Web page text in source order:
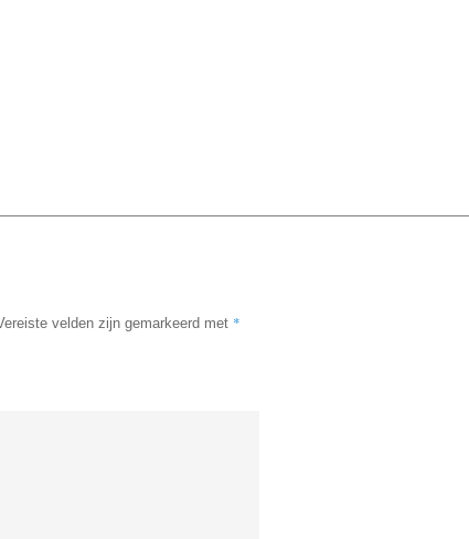
velden zijn gemarkeerd met *